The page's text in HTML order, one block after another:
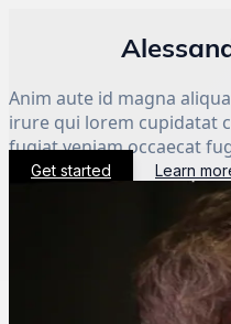
Anim aute id magna
irure qui lorem cupidatat
fugiat veniam occaecat
Get started Learn